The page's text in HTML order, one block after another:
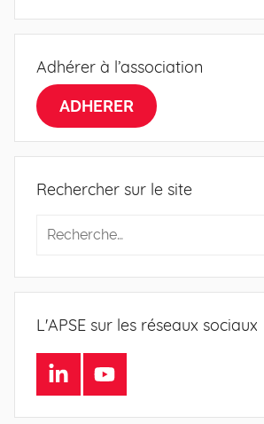
Adhérer à l’association
ADHERER
Rechercher sur le site
L'APSE sur les réseaux sociaux
LinkedInYoutube